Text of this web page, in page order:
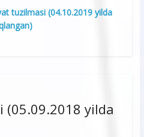
tuzilmasi (04.10.2019 yilda
(05.09.2018 yilda